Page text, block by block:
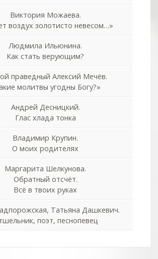
Виктория Можаева.
воздух золотисто невесом…»
Людмила Ильюнина.
Как стать верующим?
праведный Алексий Мечёв.
молитвы угодны Богу?»
Андрей Десницкий.
Глас хлада тонка
Владимир Крупин.
О моих родителях
Маргарита Шелкунова.
Обратный отсчёт.
Всё в твоих руках
Татьяна Дашкевич.
поэт, песнопевец